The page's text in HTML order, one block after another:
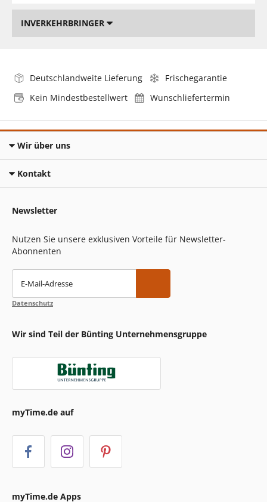
INVERKEHRBRINGER
Deutschlandweite Lieferung
Frischegarantie
Kein Mindestbestellwert
Wunschliefertermin
Wir über uns
Kontakt
Newsletter
Nutzen Sie unsere exklusiven Vorteile für Newsletter-
Abonnenten
E-Mail-Adresse
Datenschutz
Wir sind Teil der Bünting Unternehmensgruppe
myTime.de auf
myTime.de Apps